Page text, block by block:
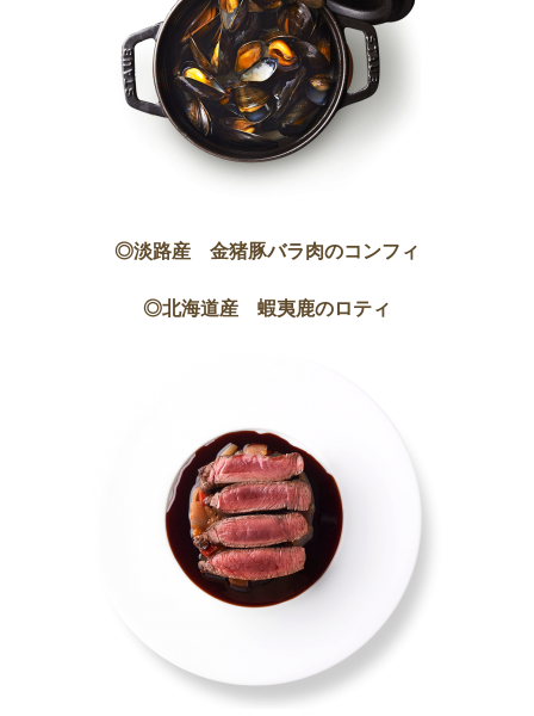
◎淡路産 金猪豚バラ肉のコンフィ
◎北海道産 蝦夷鹿のロティ